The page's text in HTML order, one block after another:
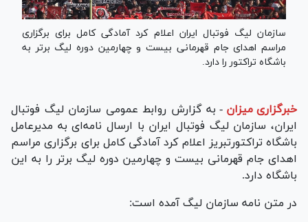
سازمان لیگ فوتبال ایران اعلام کرد آمادگی کامل برای برگزاری
مراسم اهدای جام قهرمانی بیست و چهارمین دوره لیگ برتر به
باشگاه تراکتور را دارد.
خبرگزاری میزان - به گزارش روابط عمومی سازمان لیگ فوتبال
ایران، سازمان لیگ فوتبال ایران با ارسال نامه‌ای به مدیرعامل
باشگاه تراکتورتبریز اعلام کرد آمادگی کامل برای برگزاری مراسم
اهدای جام قهرمانی بیست و چهارمین دوره لیگ برتر را به این
باشگاه دارد.
در متن نامه سازمان لیگ آمده است: